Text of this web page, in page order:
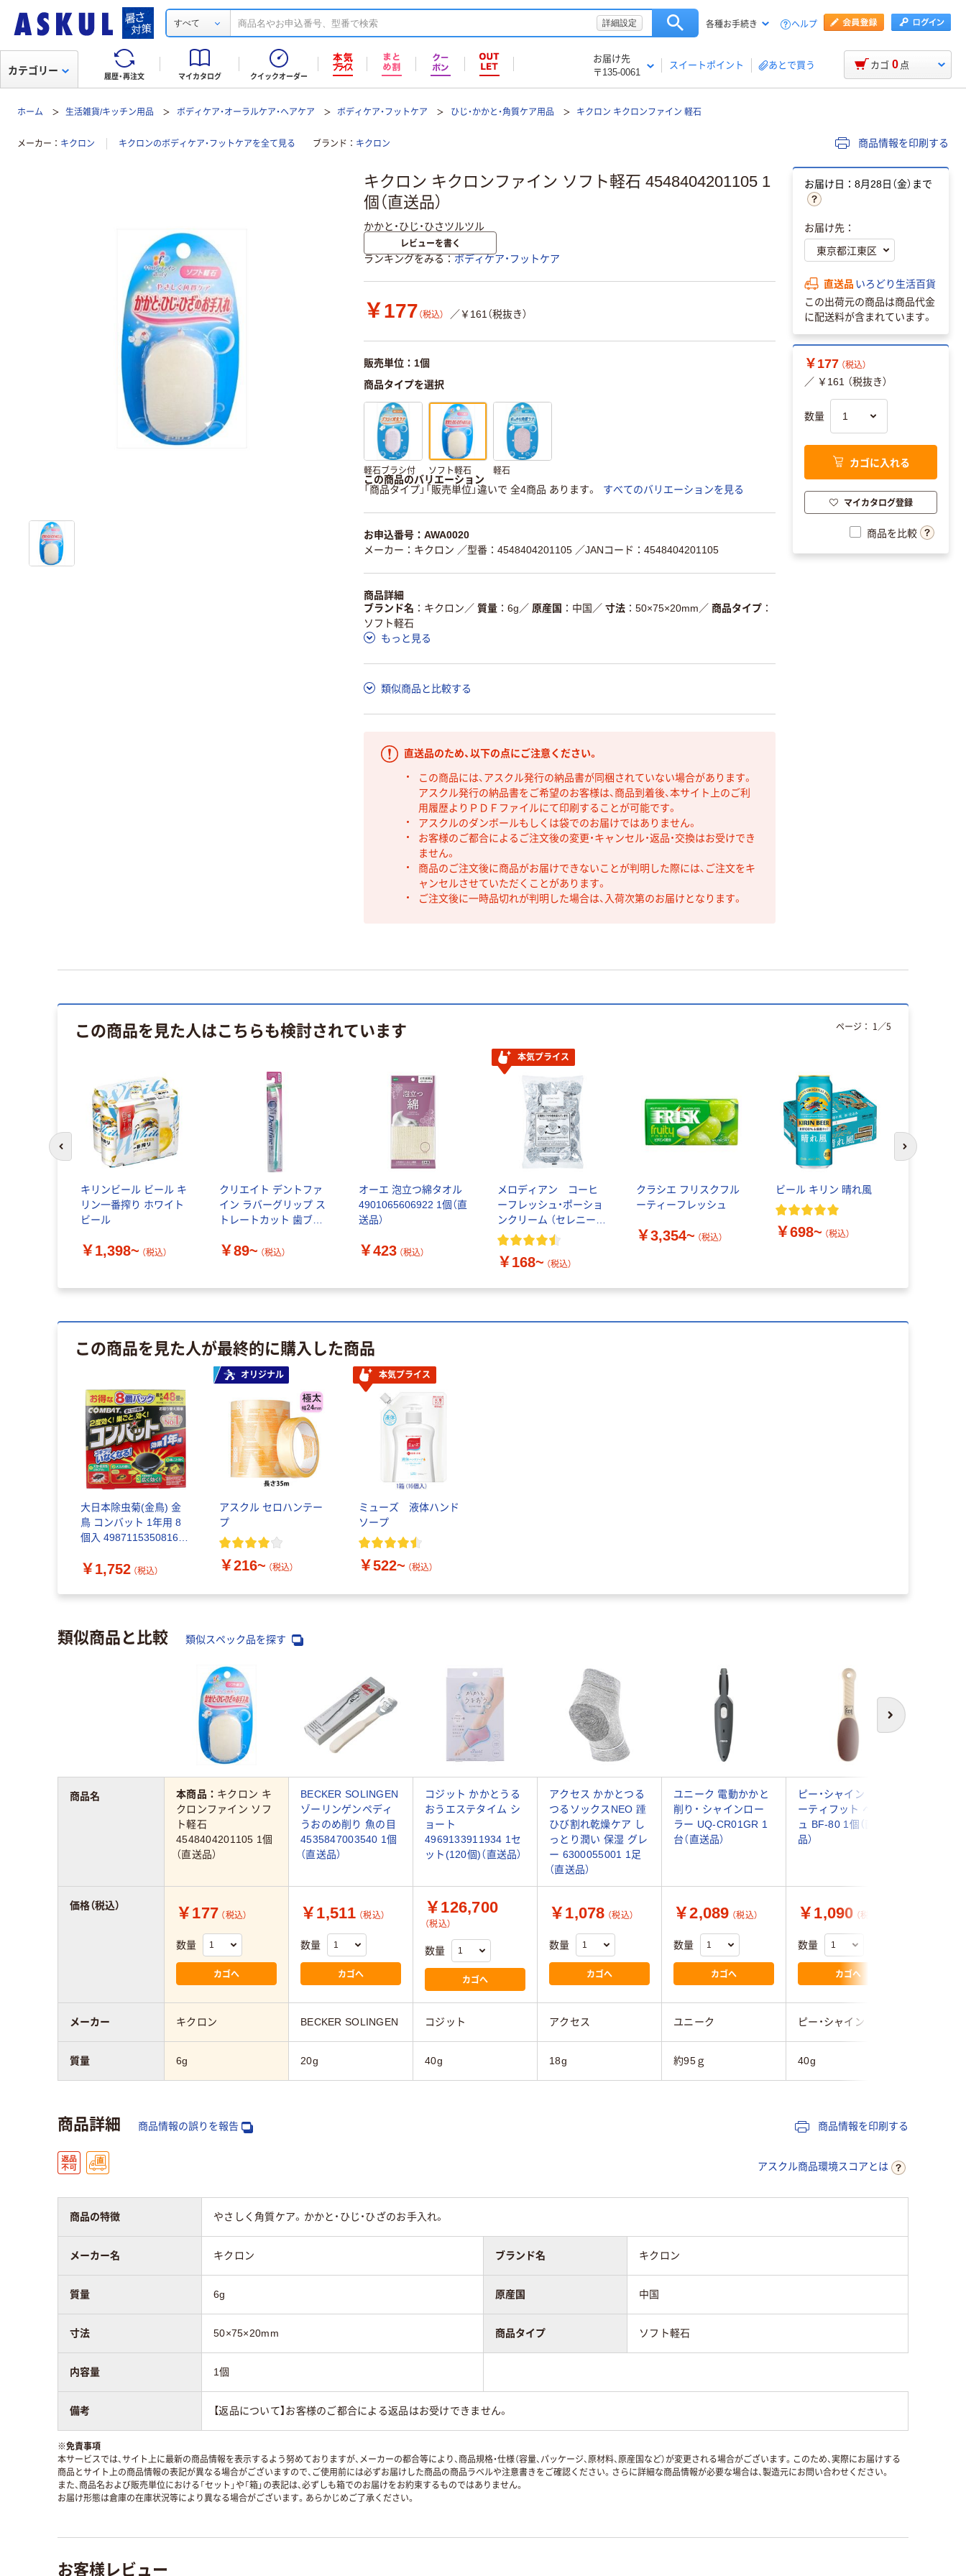
すべて 詳細設定 各種お手続き ヘルプ
履歴・再注文 マイカタログ クイックオーダー
お届け先
〒135-0061
スイートポイント あとで買う
カテゴリー カゴ 0 点
ホーム 生活雑貨/キッチン用品 ボディケア・オーラルケア・ヘアケア ボディケア・フットケア ひじ・かかと・角質ケア用品 キクロン キクロンファイン 軽石
メーカー キクロン キクロンのボディケア・フットケアを全て見る ブランド キクロン 商品情報を印刷する
キクロン キクロンファイン ソフト軽石 4548404201105 1
個（直送品）
かかと・ひじ・ひさツルツル
レビューを書く
ランキングをみる ボディケア・フットケア
￥177 （税込） ／￥161（税抜き）
販売単位：1個
商品タイプを選択
軽石ブラシ付 ソフト軽石 軽石
この商品のバリエーション
「商品タイプ」「販売単位」違いで 全4商品 あります。
すべてのバリエーションを見る
お申込番号：AWA0020
メーカー：キクロン ／型番：4548404201105 ／JANコード：4548404201105
商品詳細
ブランド名
キクロン ／ 質量 6g ／ 原産国 中国 ／ 寸法 50×75×20mm ／ 商品タイプ
ソフト軽石
もっと見る
類似商品と比較する
直送品のため、以下の点にご注意ください。
この商品には、アスクル発行の納品書が同梱されていない場合があります。
アスクル発行の納品書をご希望のお客様は、商品到着後、本サイト上のご利
用履歴よりＰＤＦファイルにて印刷することが可能です。
アスクルのダンボールもしくは袋でのお届けではありません。
お客様のご都合によるご注文後の変更・キャンセル・返品・交換はお受けでき
ません。
商品のご注文後に商品がお届けできないことが判明した際には、ご注文をキ
ャンセルさせていただくことがあります。
ご注文後に一時品切れが判明した場合は、入荷次第のお届けとなります。
お届け日：8月28日（金）まで
お届け先：
直送品 いろどり生活百貨
この出荷元の商品は商品代金
に配送料が含まれています。
￥177 （税込）
／ ￥161 （税抜き）
数量
カゴに入れる
マイカタログ登録
商品を比較
この商品を見た人はこちらも検討されています
キリンビール ビール キ
リン一番搾り ホワイト
ビール
￥1,398~ （税込）
クリエイト デントファ
イン ラバーグリップ ス
トレートカット 歯ブラ
￥89~ （税込）
オーエ 泡立つ綿タオル
4901065606922 1個（直
送品）
￥423 （税込）
本気プライス
メロディアン コーヒ
ーフレッシュ・ポーショ
ンクリーム （セレニー
タ）
￥168~ （税込）
クラシエ フリスクフル
ーティーフレッシュ
￥3,354~ （税込）
ビール キリン 晴れ風
￥698~ （税込）
ページ： 1 ／5
前のスライドへ 次のスライド
この商品を見た人が最終的に購入した商品
大日本除虫菊(金鳥) 金
鳥 コンバット 1年用 8
個入 4987115350816 1
￥1,752 （税込）
オリジナル
アスクル セロハンテー
プ
￥216~ （税込）
本気プライス
ミューズ 液体ハンド
ソープ
￥522~ （税込）
類似商品と比較 類似スペック品を探す
次へ
本商品： キクロン キ
クロンファイン ソフ
ト軽石
4548404201105 1個
（直送品）
BECKER SOLINGEN
ゾーリンゲンペディ
うおのめ削り 魚の目
4535847003540 1個
（直送品）
コジット かかとうる
おうエステタイム シ
ョート
4969133911934 1セ
ット(120個)（直送品）
アクセス かかとつる
つるソックスNEO 踵
ひび割れ乾燥ケア し
っとり潤い 保湿 グレ
ー 6300055001 1足
（直送品）
ユニーク 電動かかと
削り・ シャインロー
ラー UQ-CR01GR 1
台（直送品）
ピー・シャイン ビュ
ーティフット ベージ
ュ BF-80 1個（直送
品）
￥177 （税込）
数量
カゴへ
￥1,511 （税込）
数量
カゴへ
￥126,700
（税込）
数量
カゴへ
￥1,078 （税込）
数量
カゴへ
￥2,089 （税込）
数量
カゴへ
￥1,090 （税込）
数量
カゴへ
キクロン BECKER SOLINGEN コジット アクセス ユニーク ピー・シャイン
6g 20g 40g 18g 約95ｇ 40g
商品名
価格（税込）
メーカー
質量
商品詳細 商品情報の誤りを報告 商品情報を印刷する
アスクル商品環境スコアとは
商品の特徴 やさしく角質ケア。かかと・ひじ・ひざのお手入れ。
メーカー名 キクロン ブランド名 キクロン
質量 6g 原産国 中国
寸法 50×75×20mm 商品タイプ ソフト軽石
内容量 1個
備考 【返品について】お客様のご都合による返品はお受けできません。
※免責事項
本サービスでは、サイト上に最新の商品情報を表示するよう努めておりますが、メーカーの都合等により、商品規格・仕様（容量、パッケージ、原材料、原産国など）が変更される場合がございます。このため、実際にお届けする
商品とサイト上の商品情報の表記が異なる場合がございますので、ご使用前には必ずお届けした商品の商品ラベルや注意書きをご確認ください。さらに詳細な商品情報が必要な場合は、製造元にお問い合わせください。
また、商品名および販売単位における「セット」や「箱」の表記は、必ずしも箱でのお届けをお約束するものではありません。
お届け形態は倉庫の在庫状況等により異なる場合がございます。あらかじめご了承ください。
お客様レビュー